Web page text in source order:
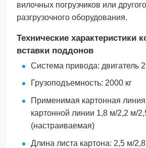
вилочных погрузчиков или
разгрузочного оборудования.
Технические характеристики
вставки поддонов
Система привода: двигатель
Грузоподъемность: 2000 кг
Применимая картонная
картонной линии 1,8 м/2,2 м/
(настраиваемая)
Длина листа картона: 2,5 м/